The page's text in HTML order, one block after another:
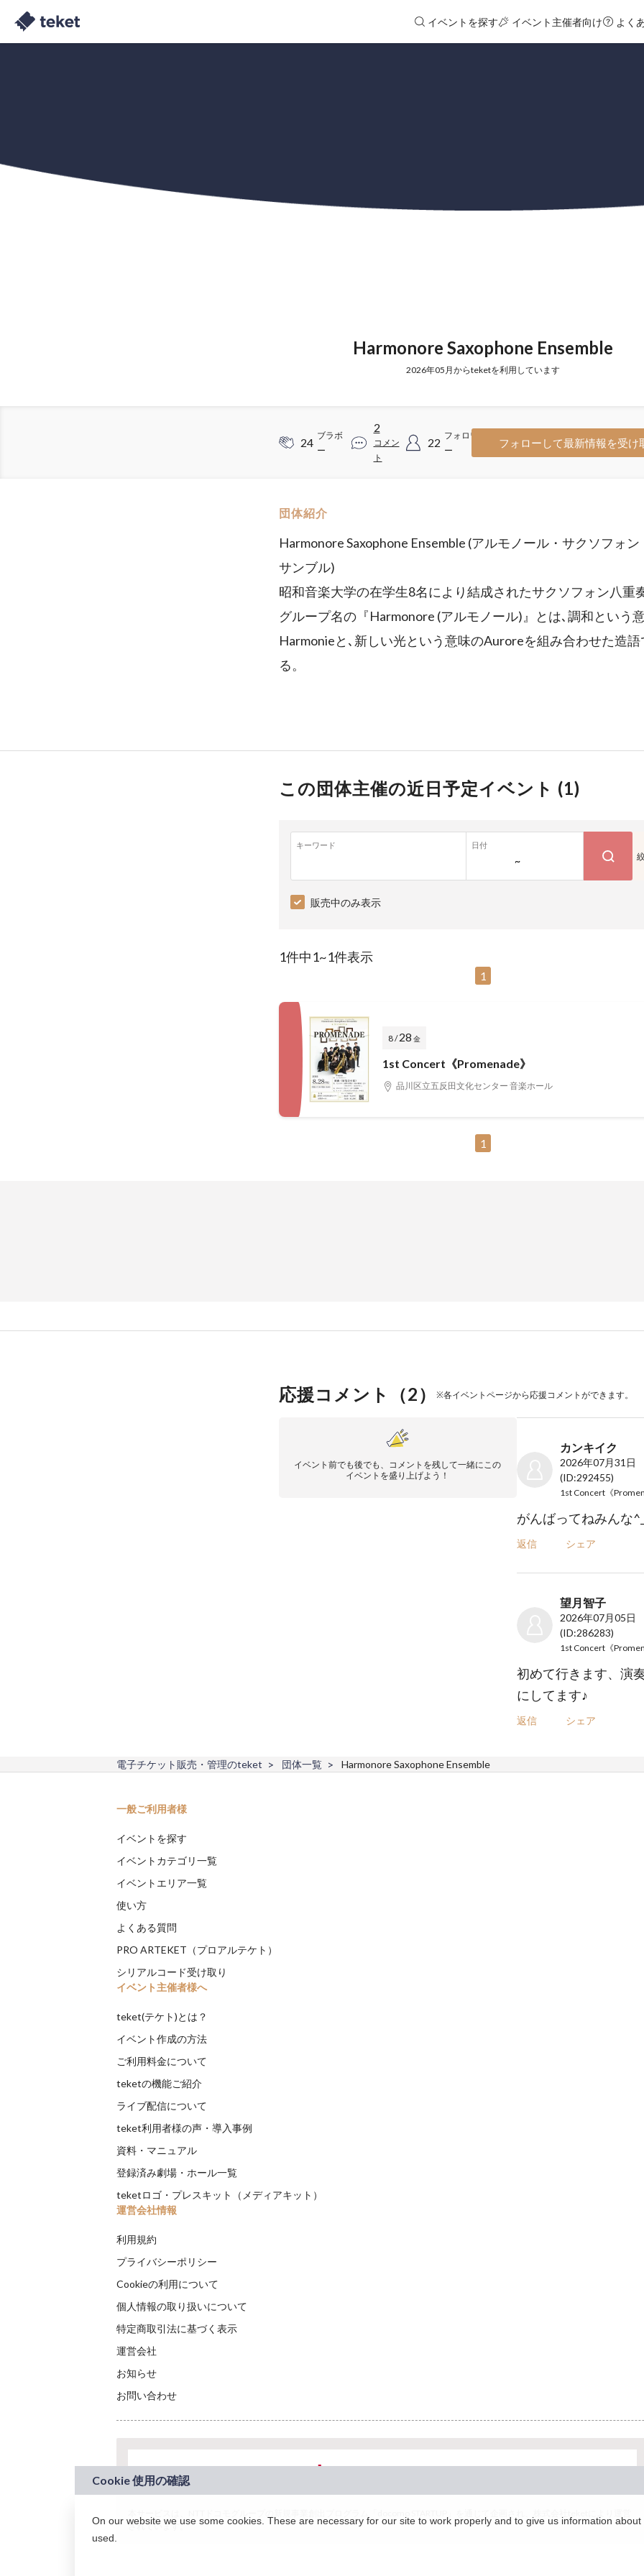
イベントを探す イベント主催者向け よく
Harmonore Saxophone Ensemble
2026年05月からteketを利用しています
24
ブラボ
ー
2
コメン
ト
22
フォロワ
ー
フォローして最新情報を受け
団体紹介
Harmonore Saxophone Ensemble (アルモノール・サクソフォ
サンブル)
昭和音楽大学の在学生8名により結成されたサクソフォン八重
グループ名の『Harmonore (アルモノール)』とは､調和という
Harmonieと､新しい光という意味のAuroreを組み合わせた造語
る。
この団体主催の近日予定イベント (1)
キーワード 日付
~
販売中のみ表示
1件中1~1件表示
1
8 /28 金
1st Concert《Promenade》
品川区立五反田文化センター 音楽ホール
1
応援コメント（2） ※各イベントページから応援コメントができます。
イベント前でも後でも、コメントを残して一緒にこの
イベントを盛り上げよう！
カンキイク
2026年07月31日
(ID:292455)
がんばってねみんな
返信 シェア
望月智子
2026年07月05日
(ID:286283)
初めて行きます、演
にしてます♪
返信 シェア
電子チケット販売・管理のteket 団体一覧 Harmonore Saxophone Ensemble
一般ご利用者様
イベントを探す
イベントカテゴリ一覧
イベントエリア一覧
使い方
よくある質問
PRO ARTEKET（プロアルテケト）
シリアルコード受け取り
イベント主催者様へ
teket(テケト)とは？
イベント作成の方法
ご利用料金について
teketの機能ご紹介
ライブ配信について
teket利用者様の声・導入事例
資料・マニュアル
登録済み劇場・ホール一覧
teketロゴ・プレスキット（メディアキット）
運営会社情報
利用規約
プライバシーポリシー
Cookieの利用について
個人情報の取り扱いについて
特定商取引法に基づく表示
運営会社
お知らせ
お問い合わせ
されています。
On our website we use some cookies. These are necessary for our site to work properly and to give us information
used.